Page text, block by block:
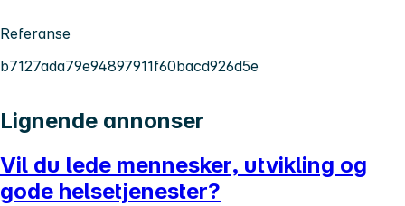
Referanse
b7127ada79e94897911f60bacd926d5e
Lignende annonser
Vil du lede mennesker, utvikling og
gode helsetjenester?